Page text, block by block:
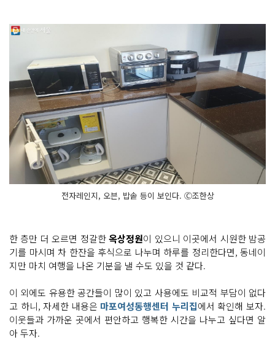
전자레인지, 오븐, 밥솥 등이 보인다. Ⓒ조한상
한 층만 더 오르면 정갈한옥상정원이 있으니 이곳에서 시원한 밤공
기를 마시며 차 한잔을 후식으로 나누며 하루를 정리한다면, 동네이
지만 마치 여행을 나온 기분을 낼 수도 있을 것 같다.
이 외에도 유용한 공간들이 많이 있고 사용에도 비교적 부담이 없다
고 하니, 자세한 내용은 마포여성동행센터 누리집에서 확인해 보자.
이웃들과 가까운 곳에서 편안하고 행복한 시간을 나누고 싶다면 알
아 두자.